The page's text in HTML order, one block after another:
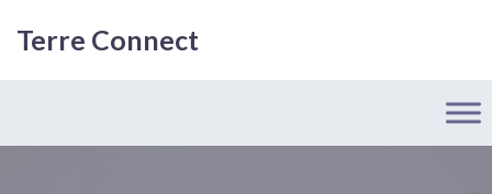
Terre Connect